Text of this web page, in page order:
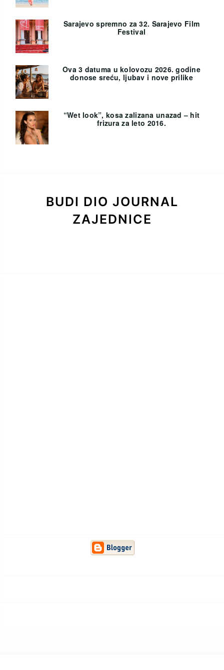
Sarajevo spremno za 32. Sarajevo Film
Festival
Ova 3 datuma u kolovozu 2026. godine
donose sreću, ljubav i nove prilike
“Wet look”, kosa zalizana unazad – hit
frizura za leto 2016.
BUDI DIO JOURNAL
ZAJEDNICE